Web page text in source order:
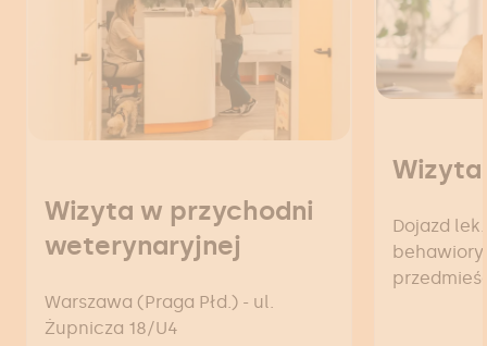
Wizyta w przychodni
weterynaryjnej
Warszawa (Praga Płd.) - ul.
Żupnicza 18/U4
Wizyta
Dojazd